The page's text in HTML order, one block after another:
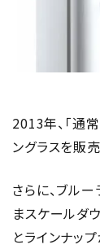
2013年、「通
ングラスを販
さらに、ブル
まスケールダ
とラインナッ